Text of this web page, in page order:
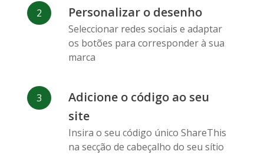
Vk Blogger Snapchat
Xing
Personalizar o desenho
Seleccionar redes sociais e adaptar
os botões para corresponder à sua
marca
Adicione o código ao seu
site
Insira o seu código único ShareThis
na secção de cabeçalho do seu sítio